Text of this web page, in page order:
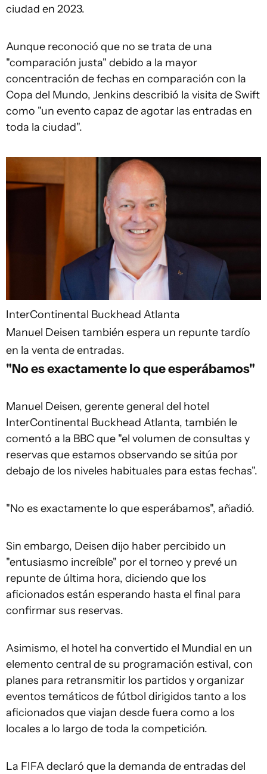
ciudad en 2023.
Aunque reconoció que no se trata de una
"comparación justa" debido a la mayor
concentración de fechas en comparación con la
Copa del Mundo, Jenkins describió la visita de Swift
como "un evento capaz de agotar las entradas en
toda la ciudad".
InterContinental Buckhead Atlanta
Manuel Deisen también espera un repunte tardío
en la venta de entradas.
"No es exactamente lo que esperábamos"
Manuel Deisen, gerente general del hotel
InterContinental Buckhead Atlanta, también le
comentó a la BBC que "el volumen de consultas y
reservas que estamos observando se sitúa por
debajo de los niveles habituales para estas fechas".
"No es exactamente lo que esperábamos", añadió.
Sin embargo, Deisen dijo haber percibido un
"entusiasmo increíble" por el torneo y prevé un
repunte de última hora, diciendo que los
aficionados están esperando hasta el final para
confirmar sus reservas.
Asimismo, el hotel ha convertido el Mundial en un
elemento central de su programación estival, con
planes para retransmitir los partidos y organizar
eventos temáticos de fútbol dirigidos tanto a los
aficionados que viajan desde fuera como a los
locales a lo largo de toda la competición.
La FIFA declaró que la demanda de entradas del